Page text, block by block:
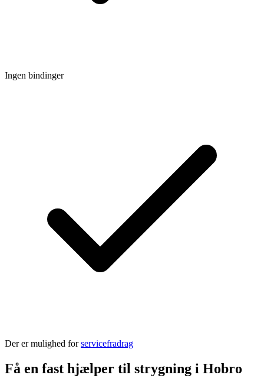
Ingen bindinger
Der er mulighed forservicefradrag
Få en fast hjælper til strygning i Hobro